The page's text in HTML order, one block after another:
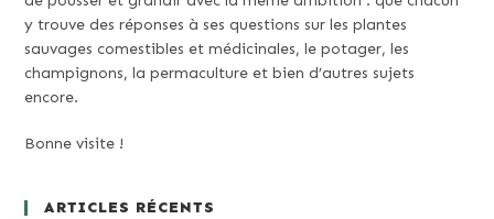
y trouve des réponses à ses questions sur les plantes
sauvages comestibles et médicinales, le potager, les
champignons, la permaculture et bien d’autres sujets
encore.
Bonne visite !
ARTICLES RÉCENTS